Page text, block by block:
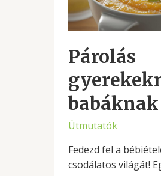
Párolás
babáknak
Útmutatók
Fedezd fel a
csodálatos világát!